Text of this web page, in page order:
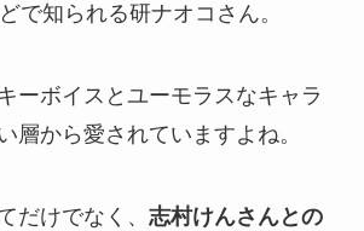
で知られる研ナオコさん。
ーボイスとユーモラスなキャラ
層から愛されていますよね。
だけでなく、 志村けんさんとの